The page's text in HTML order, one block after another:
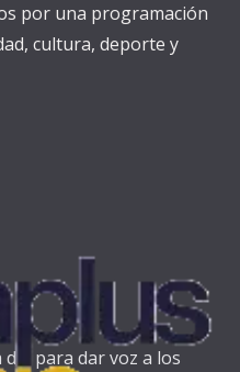
por una programación
cultura, deporte y
para dar voz a los